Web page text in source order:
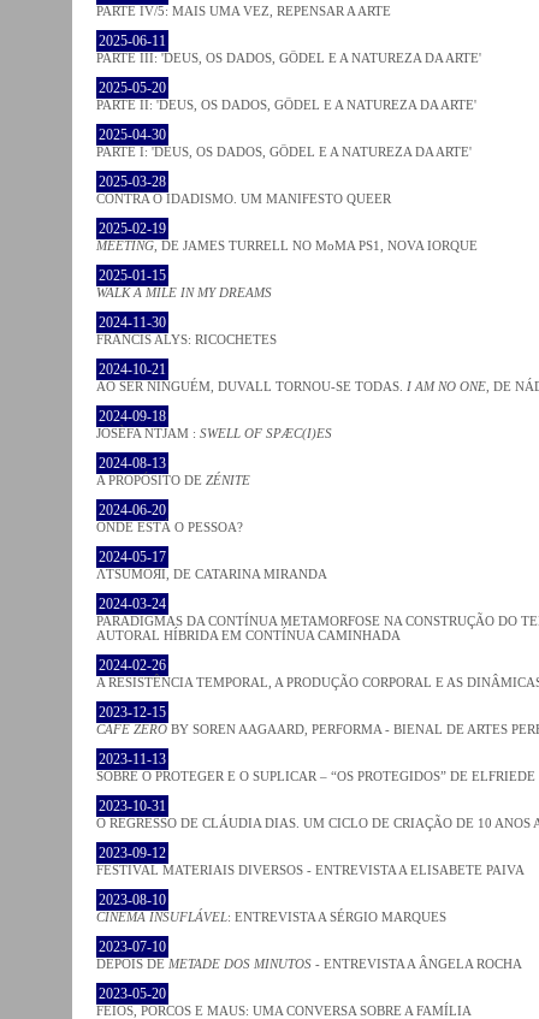
PARTE IV/5: MAIS UMA VEZ, REPENSAR A ARTE
2025-06-11
PARTE III: 'DEUS, OS DADOS, GÖDEL E A NATUREZA DA ARTE'
2025-05-20
PARTE II: 'DEUS, OS DADOS, GÖDEL E A NATUREZA DA ARTE'
2025-04-30
PARTE I: 'DEUS, OS DADOS, GÖDEL E A NATUREZA DA ARTE'
2025-03-28
CONTRA O IDADISMO. UM MANIFESTO QUEER
2025-02-19
MEETING , DE JAMES TURRELL NO MoMA PS1, NOVA IORQUE
2025-01-15
WALK A MILE IN MY DREAMS
2024-11-30
FRANCIS ALYS: RICOCHETES
2024-10-21
AO SER NINGUÉM, DUVALL TORNOU-SE TODAS. I AM NO ONE , DE
2024-09-18
JOSÈFA NTJAM : SWELL OF SPÆC(I)ES
2024-08-13
A PROPÓSITO DE ZÉNITE
2024-06-20
ONDE ESTÁ O PESSOA?
2024-05-17
ΛƬSUMOЯI, DE CATARINA MIRANDA
2024-03-24
PARADIGMAS DA CONTÍNUA METAMORFOSE NA CONSTRUÇÃO DO
AUTORAL HÍBRIDA EM CONTÍNUA CAMINHADA
2024-02-26
A RESISTÊNCIA TEMPORAL, A PRODUÇÃO CORPORAL E AS
2023-12-15
CAFE ZERO BY SOREN AAGAARD, PERFORMA - BIENAL DE ARTES
2023-11-13
SOBRE O PROTEGER E O SUPLICAR – “OS PROTEGIDOS” DE
2023-10-31
O REGRESSO DE CLÁUDIA DIAS. UM CICLO DE CRIAÇÃO DE 10
2023-09-12
FESTIVAL MATERIAIS DIVERSOS - ENTREVISTA A ELISABETE PAIVA
2023-08-10
CINEMA INSUFLÁVEL: ENTREVISTA A SÉRGIO MARQUES
2023-07-10
DEPOIS DE METADE DOS MINUTOS - ENTREVISTA A ÂNGELA ROCHA
2023-05-20
FEIOS, PORCOS E MAUS: UMA CONVERSA SOBRE A FAMÍLIA